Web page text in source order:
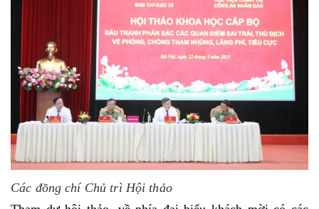
Các đồng chí Chủ trì Hội thảo